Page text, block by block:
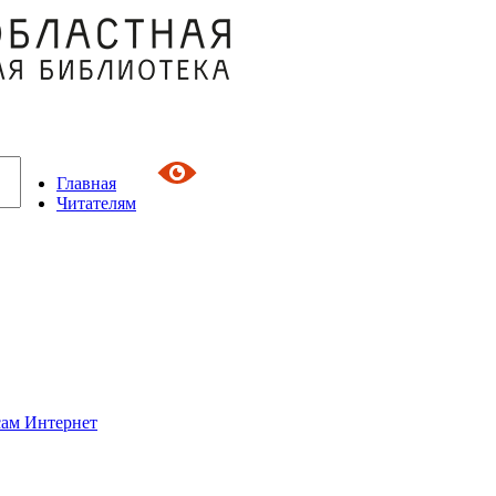
Главная
Читателям
Интернет